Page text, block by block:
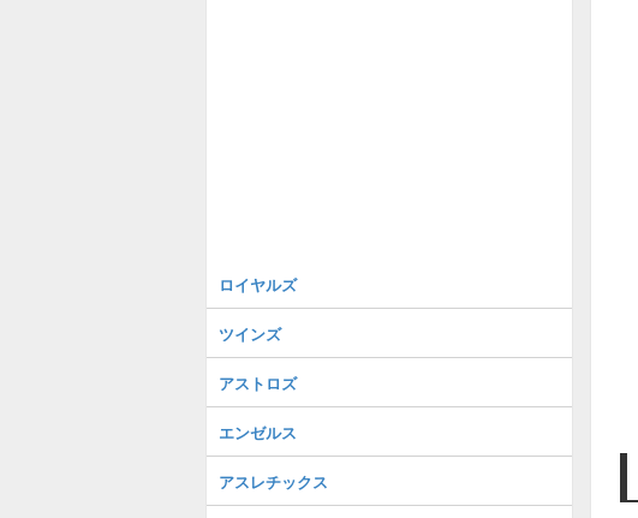
ロイヤルズ
ツインズ
アストロズ
エンゼルス
アスレチックス